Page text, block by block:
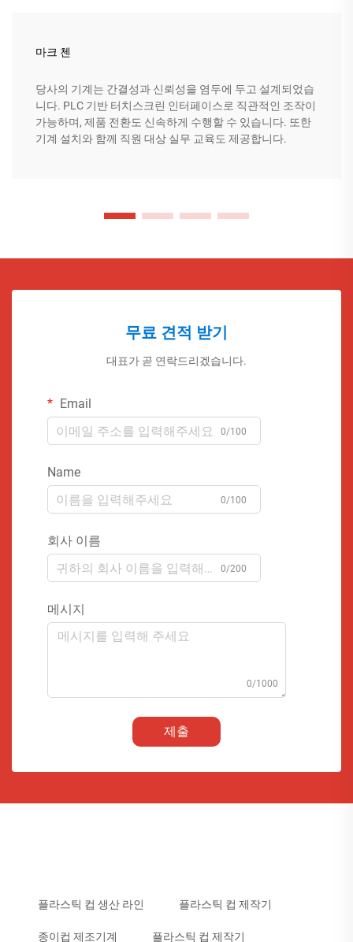
마크 첸
당사의 기계는 간결성과 신뢰성을 염두에 두고 설계되었습
니다. PLC 기반 터치스크린 인터페이스로 직관적인 조작이
가능하며, 제품 전환도 신속하게 수행할 수 있습니다. 또한
기계 설치와 함께 직원 대상 실무 교육도 제공합니다.
무료 견적 받기
대표가 곧 연락드리겠습니다.
Email
0/100
Name
0/100
회사 이름
0/200
메시지
0/1000
제출
플라스틱 컵 생산 라인 플라스틱 컵 제작기
종이컵 제조기계 플라스틱 컵 제작기